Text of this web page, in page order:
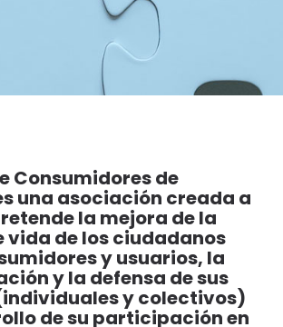
Consumidores de
una asociación creada a
la mejora de la
vida de los ciudadanos
y usuarios, la
y la defensa de sus
y colectivos)
de su participación en